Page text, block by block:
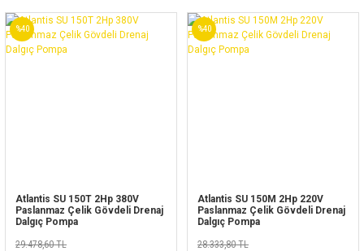
%40
Atlantis SU 150T 2Hp 380V
Paslanmaz Çelik Gövdeli Drenaj
Dalgıç Pompa
29.478,60 TL
%40
Atlantis SU 150M 2Hp 220V
Paslanmaz Çelik Gövdeli Drenaj
Dalgıç Pompa
28.333,80 TL